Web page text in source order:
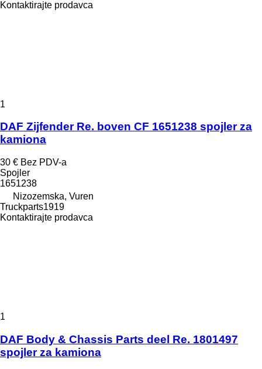
Kontaktirajte prodavca
1
DAF Zijfender Re. boven CF 1651238 spojler za
kamiona
30 € Bez PDV-a
Spojler
1651238
Nizozemska, Vuren
Truckparts1919
Kontaktirajte prodavca
1
DAF Body & Chassis Parts deel Re. 1801497
spojler za kamiona